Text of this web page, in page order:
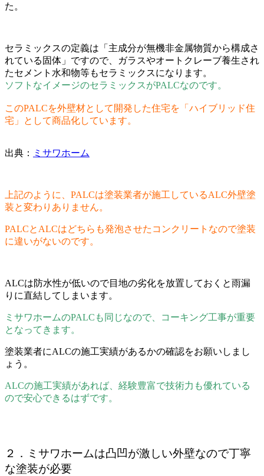
た。
セラミックスの定義は「主成分が無機非金属物質から構成さ
れている固体」ですので、ガラスやオートクレーブ養生され
たセメント水和物等もセラミックスになります。
ソフトなイメージのセラミックスがPALCなのです。
このPALCを外壁材として開発した住宅を「ハイブリッド住
宅」として商品化しています。
出典： ミサワホーム
上記のように、PALCは塗装業者が施工しているALC外壁塗
装と変わりありません。
PALCとALCはどちらも発泡させたコンクリートなので塗装
に違いがないのです。
ALCは防水性が低いので目地の劣化を放置しておくと雨漏
りに直結してしまいます。
ミサワホームのPALCも同じなので、コーキング工事が重要
となってきます。
塗装業者にALCの施工実績があるかの確認をお願いしまし
ょう。
ALCの施工実績があれば、経験豊富で技術力も優れている
ので安心できるはずです。
２．ミサワホームは凸凹が激しい外壁なので丁寧
な塗装が必要